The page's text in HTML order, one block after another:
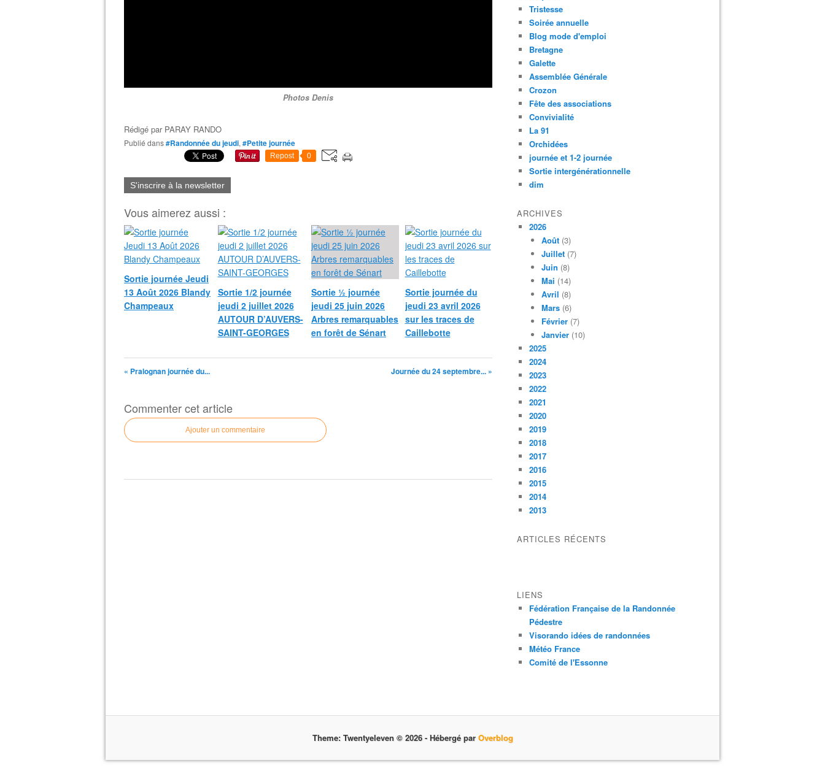
Photos Denis
Rédigé par PARAY RANDO
Publié dans#Randonnée du jeudi, #Petite journée
Repost 0
S'inscrire à la newsletter
Vous aimerez aussi :
Sortie journée Jeudi
13 Août 2026 Blandy
Champeaux
Sortie 1/2 journée
jeudi 2 juillet 2026
AUTOUR D’AUVERS-
SAINT-GEORGES
Sortie ½ journée
jeudi 25 juin 2026
Arbres remarquables
en forêt de Sénart
Sortie journée du
jeudi 23 avril 2026
sur les traces de
Caillebotte
« Pralognan journée du... Journée du 24 septembre... »
Commenter cet article
Ajouter un commentaire
Tristesse
Soirée annuelle
Blog mode d'emploi
Bretagne
Galette
Assemblée Générale
Crozon
Fête des associations
Convivialité
La 91
Orchidées
journée et 1-2 journée
Sortie intergénérationnelle
dim
ARCHIVES
2026
Août (3)
Juillet (7)
Juin (8)
Mai (14)
Avril (8)
Mars (6)
Février (7)
Janvier (10)
2025
2024
2023
2022
2021
2020
2019
2018
2017
2016
2015
2014
2013
ARTICLES RÉCENTS
LIENS
Fédération Française de la Randonnée
Pédestre
Visorando idées de randonnées
Météo France
Comité de l'Essonne
Theme: Twentyeleven © 2026 - Hébergé par Overblog